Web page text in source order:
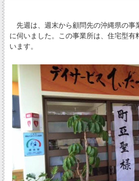
先週は、週末から顧問先の沖縄県の事
に伺いました。この事業所は、住宅型有
います。